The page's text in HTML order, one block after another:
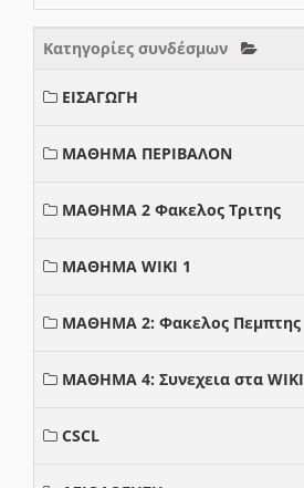
Κατηγορίες συνδέσμων
ΕΙΣΑΓΩΓΗ
ΜΑΘΗΜΑ ΠΕΡΙΒΑΛΟΝ
ΜΑΘΗΜΑ 2 Φακελος Τριτης
ΜΑΘΗΜΑ WIKI 1
ΜΑΘΗΜΑ 2: Φακελος Πεμπτης
ΜΑΘΗΜΑ 4: Συνεχεια στα WIKI
CSCL